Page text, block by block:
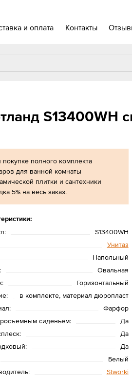
и оплата Контакты
S13400WH
покупке полного комплекта
для ванной комнаты
плитки и сантехники
5% на весь заказ.
S13400WH
Унитаз
Напольный
Овальная
Горизонтальный
в комплекте, материал дюропласт
Фарфор
сиденьем:
Да
Да
Да
Белый
Stworki